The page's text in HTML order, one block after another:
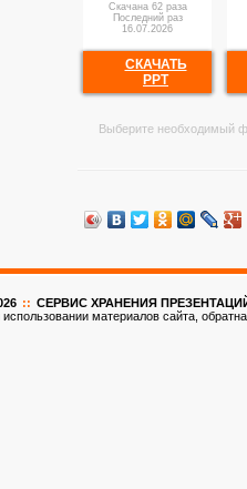
Скачана 62 раза
Последний раз
16.07.2026
СКАЧАТЬ
PPT
Выберите необходимый
:: CЕРВИС ХРАНЕНИЯ ПРЕЗЕНТАЦИЙ
материалов сайта,